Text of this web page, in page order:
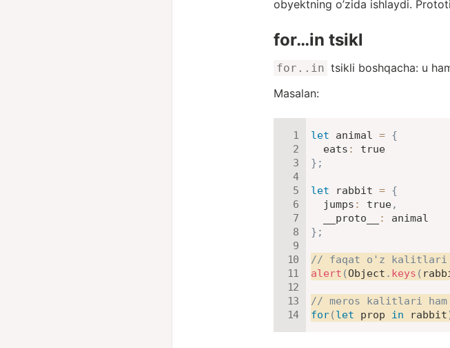
obyektning o’zida ishlaydi.
for…in tsikl
for..in tsikli boshqacha: u
Masalan:
let animal = {
eats :
true
} ;
let rabbit = {
jumps : true,
__proto__
:
} ;
// faqat o'z kalitlari
alert (Object . keys (
// meros kalitlari ham
for(let prop in rabbit